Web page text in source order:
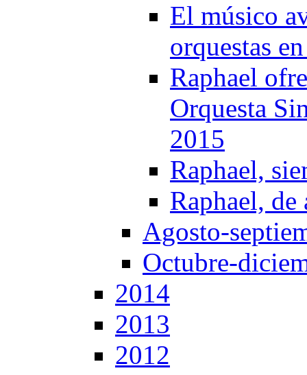
El músico
orquestas
Raphael
Orquesta
2015
Raphael,
Raphael,
Agosto-
Octubre-
2014
2013
2012